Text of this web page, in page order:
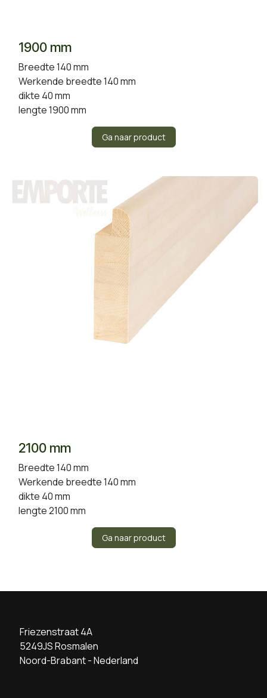
1900 mm
Breedte 140 mm
Werkende breedte 140 mm
dikte 40 mm
lengte 1900 mm
Ga naar product
2100 mm
Breedte 140 mm
Werkende breedte 140 mm
dikte 40 mm
lengte 2100 mm
Ga naar product
Friezenstraat 4A
5249JS Rosmalen
Noord-Brabant - Nederland